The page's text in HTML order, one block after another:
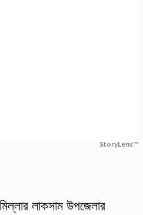
StoryLens™
লাকসাম উপজেলার